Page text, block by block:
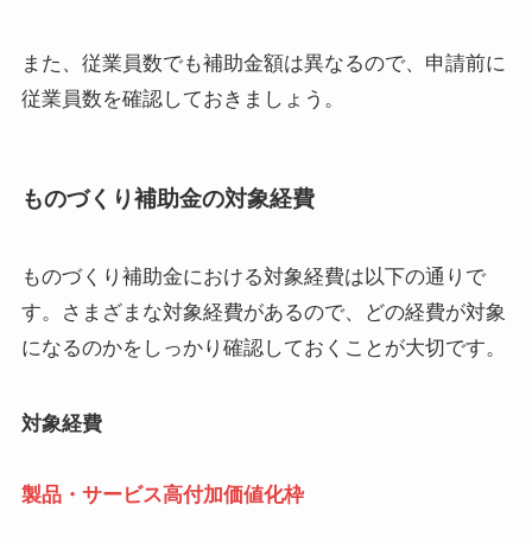
また、従業員数でも補助金額は異なるので、申請前に
従業員数を確認しておきましょう。
ものづくり補助金の対象経費
ものづくり補助金における対象経費は以下の通りで
す。さまざまな対象経費があるので、どの経費が対象
になるのかをしっかり確認しておくことが大切です。
対象経費
製品・サービス高付加価値化枠